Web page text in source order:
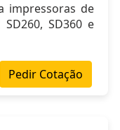
impressoras de
SD360 e
Pedir Cotação